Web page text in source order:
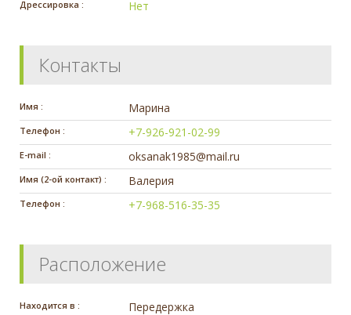
Дрессировка : Нет
Контакты
Имя : Марина
Телефон : +7-926-921-02-99
E-mail : oksanak1985@mail.ru
Имя (2-ой контакт) : Валерия
Телефон : +7-968-516-35-35
Расположение
Находится в : Передержка